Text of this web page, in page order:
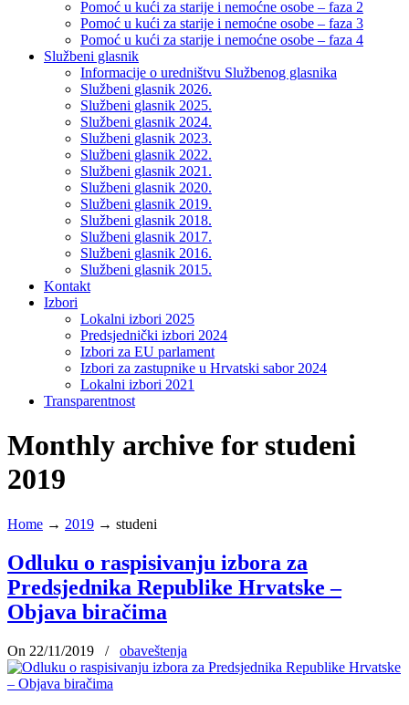
Pomoć u kući za starije i nemoćne osobe – faza 2
Pomoć u kući za starije i nemoćne osobe – faza 3
Pomoć u kući za starije i nemoćne osobe – faza 4
Službeni glasnik
Informacije o uredništvu Službenog glasnika
Službeni glasnik 2026.
Službeni glasnik 2025.
Službeni glasnik 2024.
Službeni glasnik 2023.
Službeni glasnik 2022.
Službeni glasnik 2021.
Službeni glasnik 2020.
Službeni glasnik 2019.
Službeni glasnik 2018.
Službeni glasnik 2017.
Službeni glasnik 2016.
Službeni glasnik 2015.
Kontakt
Izbori
Lokalni izbori 2025
Predsjednički izbori 2024
Izbori za EU parlament
Izbori za zastupnike u Hrvatski sabor 2024
Lokalni izbori 2021
Transparentnost
Monthly archive for studeni
2019
Home → 2019 → studeni
Odluku o raspisivanju izbora za
Predsjednika Republike Hrvatske –
Objava biračima
On 22/11/2019 / obaveštenja